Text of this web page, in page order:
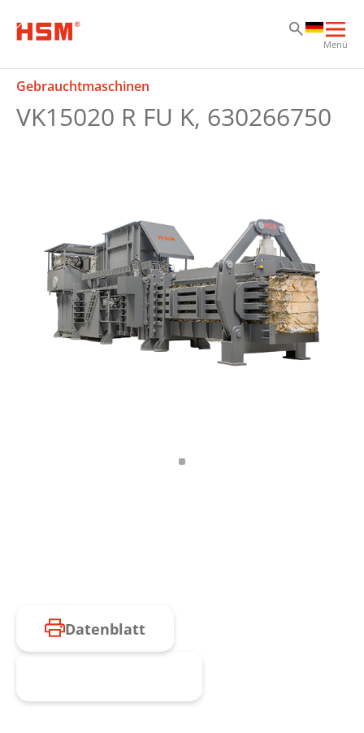
Menü
Gebrauchtmaschinen
VK15020 R FU K, 630266750
Datenblatt